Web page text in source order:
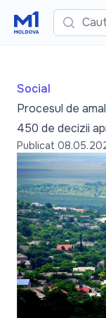
Caută
Social
Procesul de
450 de decizii
Publicat